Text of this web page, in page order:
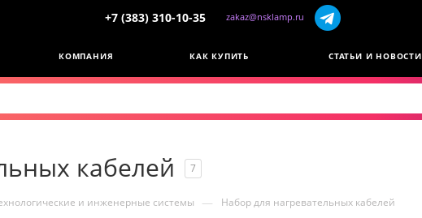
+7 (383) 310-10-35 zakaz@nsklamp.ru
КОМПАНИЯ КАК КУПИТЬ СТАТЬИ И НОВОСТИ
кабелей 7
и инженерные системы — Набор для нагревательных кабелей